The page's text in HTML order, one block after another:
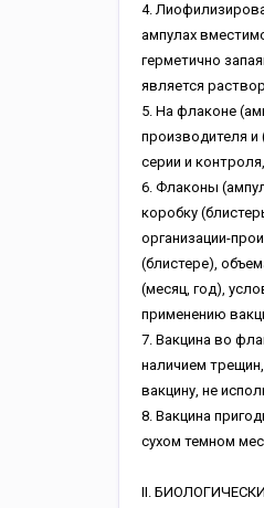
4.
ампулах
герметично
является
5. На флаконе
производителя и
серии и
6. Флаконы
коробку
организации-
(блистере),
(месяц, год),
применению
7. Вакцина во
наличием
вакцину, не
8. Вакцина
сухом темном
II.